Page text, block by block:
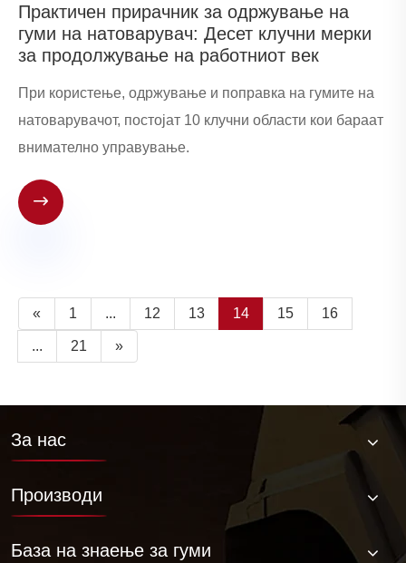
Практичен прирачник за одржување на
гуми на натоварувач: Десет клучни мерки
за продолжување на работниот век
При користење, одржување и поправка на гумите на
натоварувачот, постојат 10 клучни области кои бараат
внимателно управување.

« 1 ... 12 13 14 15 16
... 21 »
За нас
Производи
База на знаење за гуми